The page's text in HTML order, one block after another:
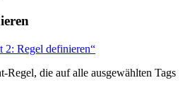
2: Regel definieren“
die auf alle ausgewählten Tags